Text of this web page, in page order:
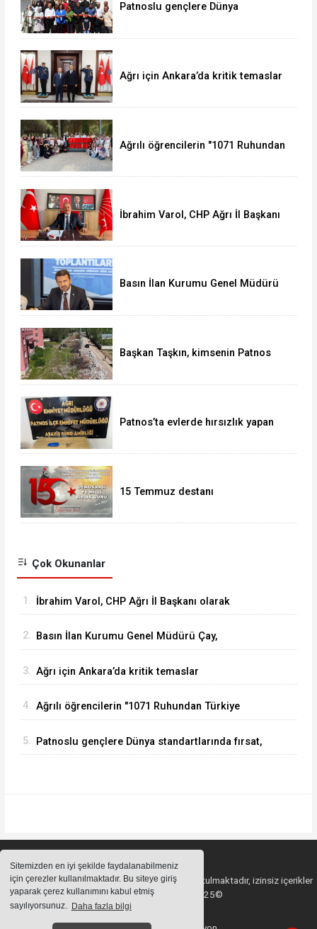
Sitemizden en iyi şekilde faydalanabilmeniz
için çerezler kullanılmaktadır. Bu siteye giriş
yaparak çerez kullanımını kabul etmiş
sayılıyorsunuz. Daha fazla bilgi
Patnoslu gençlere Dünya
Ağrı için Ankara’da kritik temaslar
Ağrılı öğrencilerin "1071 Ruhundan
İbrahim Varol, CHP Ağrı İl Başkanı
Basın İlan Kurumu Genel Müdürü
Başkan Taşkın, kimsenin Patnos
Patnos’ta evlerde hırsızlık yapan
15 Temmuz destanı
Çok Okunanlar
1. İbrahim Varol, CHP Ağrı İl Başkanı olarak
2. Basın İlan Kurumu Genel Müdürü Çay,
3. Ağrı için Ankara’da kritik temaslar
4. Ağrılı öğrencilerin "1071 Ruhundan Türkiye
5. Patnoslu gençlere Dünya standartlarında fırsat,
Sitemizde bulunan içeriklerin tüm hakları saklı tutulmaktadır, izinsiz içerikler
kullanılamaz. Copyright 2025©